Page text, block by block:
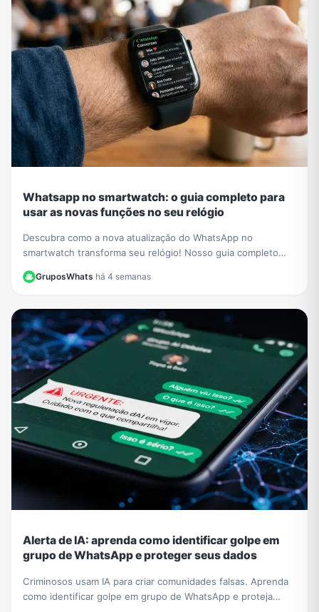
Whatsapp no smartwatch: o guia completo para
usar as novas funções no seu relógio
Descubra como a nova atualização do WhatsApp no
smartwatch transforma seu relógio! Nosso guia completo
mostra como iniciar conversas e gerenciar chats.
GruposWhats·há 4 semanas
Alerta de IA: aprenda como identificar golpe em
grupo de WhatsApp e proteger seus dados
Criminosos usam IA para criar comunidades falsas. Aprenda
como identificar golpe em grupo de WhatsApp e proteja